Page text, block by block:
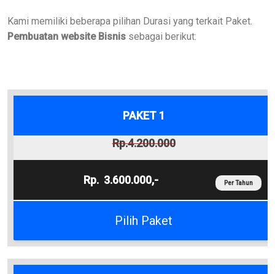
Kami memiliki beberapa pilihan Durasi yang terkait Paket.
Pembuatan website Bisnis sebagai berikut:
PAKET 1
4.200.000
3.600.000,- Per Tahun
Pilih Paket